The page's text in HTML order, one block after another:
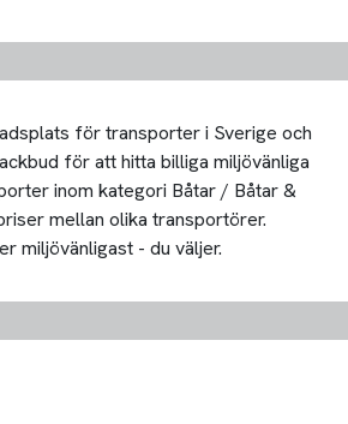
för transporter i Sverige och
för att hitta billiga miljövänliga
inom kategori Båtar / Båtar &
mellan olika transportörer.
miljövänligast - du väljer.